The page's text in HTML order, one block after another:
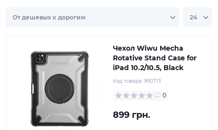
Чехол Wiwu Mecha
Rotative Stand Case for
iPad 10.2/10.5, Black
Код товара: 990713
0
899 грн.